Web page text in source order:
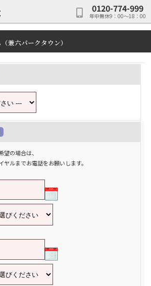
0120-774-999
年中無休9：00～18：00
（兼六パークタウン）
の場合は、
ヤルまでお電話をお願いします。